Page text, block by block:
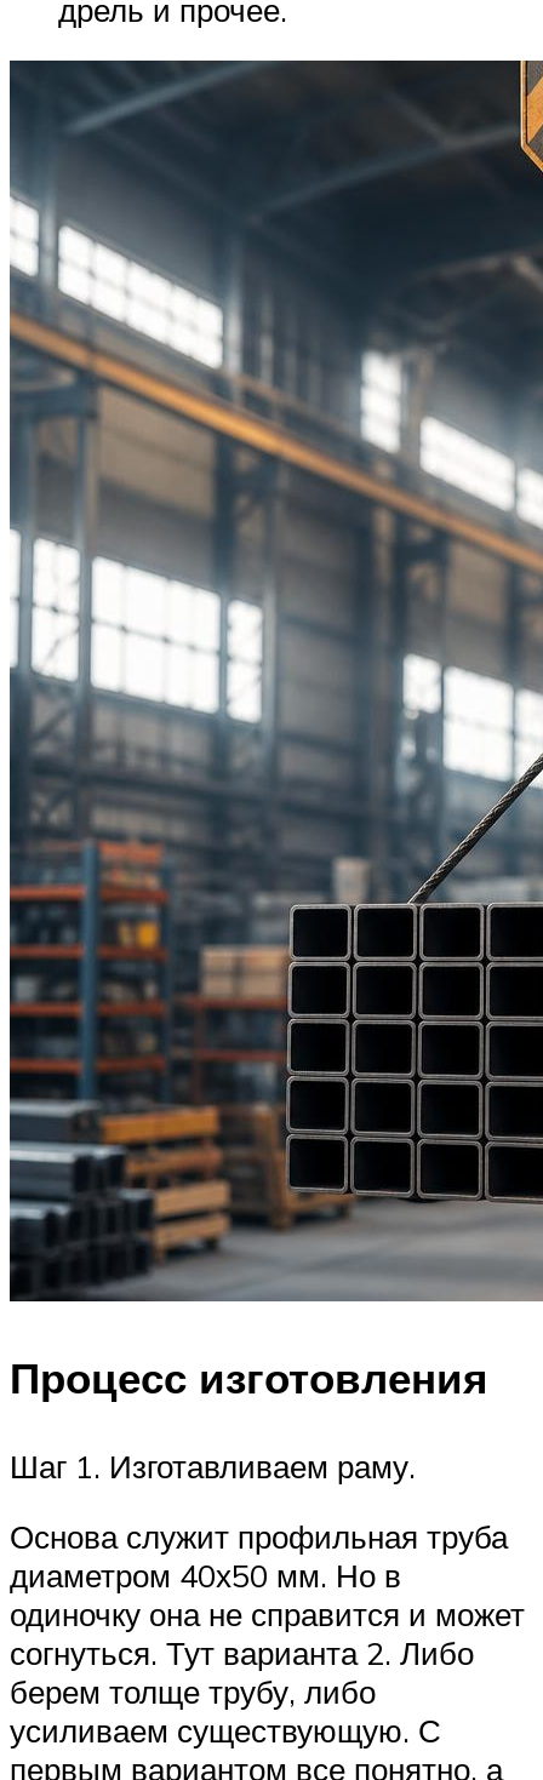
дрель и прочее.
Процесс изготовления
Шаг 1. Изготавливаем раму.
Основа служит профильная труба
диаметром 40х50 мм. Но в
одиночку она не справится и может
согнуться. Тут варианта 2. Либо
берем толще трубу, либо
усиливаем существующую. С
первым вариантом все понятно, а